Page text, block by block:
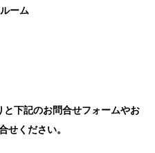
ーム
下記のお問合せフォームやお
せください。